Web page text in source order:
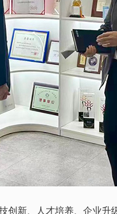
新、人才培养、企业